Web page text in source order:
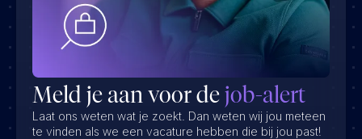
Meld je aan voor dejob-alert
Laat ons weten wat je zoekt. Dan weten wij jou meteen
te vinden als we een vacature hebben die bij jou past!